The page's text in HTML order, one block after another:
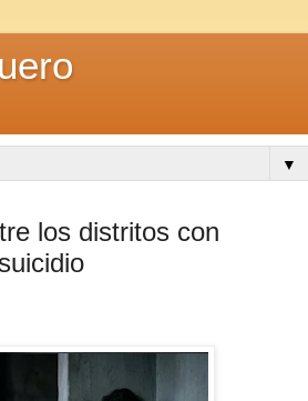
▼
los distritos con